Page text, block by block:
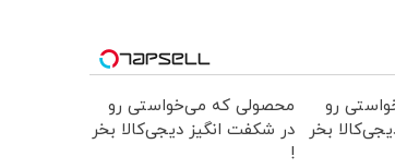
رو
بخر
محصولی که می‌خواستی رو
در شکفت انگیز دیجی‌کالا بخر
!